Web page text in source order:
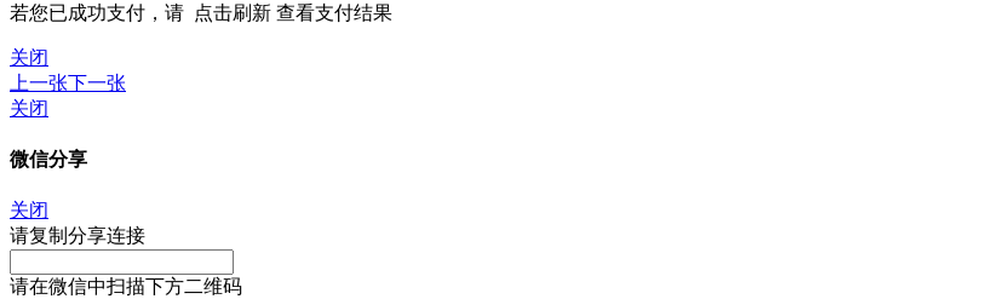
若您已成功支付，请 点击刷新 查看支付结果
关闭
上一张下一张
关闭
微信分享
关闭
请复制分享连接
请在微信中扫描下方二维码